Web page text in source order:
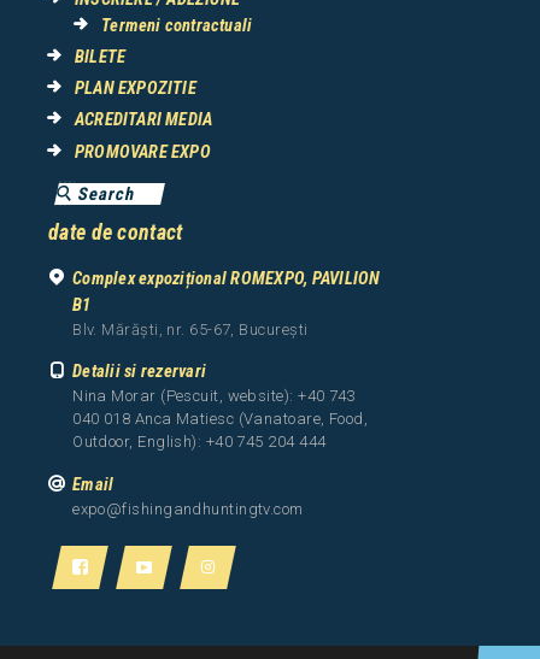
Termeni contractuali
BILETE
PLAN EXPOZITIE
ACREDITARI MEDIA
PROMOVARE EXPO
date de contact
Complex expozițional ROMEXPO, PAVILION
B1
Blv. Mărăști, nr. 65-67, București
Detalii si rezervari
Nina Morar (Pescuit, website): +40 743
040 018 Anca Matiesc (Vanatoare, Food,
Outdoor, English): +40 745 204 444
Email
expo@fishingandhuntingtv.com